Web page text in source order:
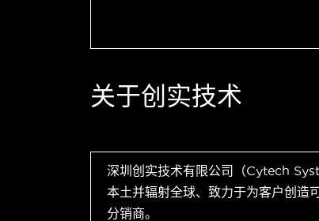
关于创实技术
深圳创实技术有限公司（Cytech
本土并辐射全球、致力于为客户创造
分销商。